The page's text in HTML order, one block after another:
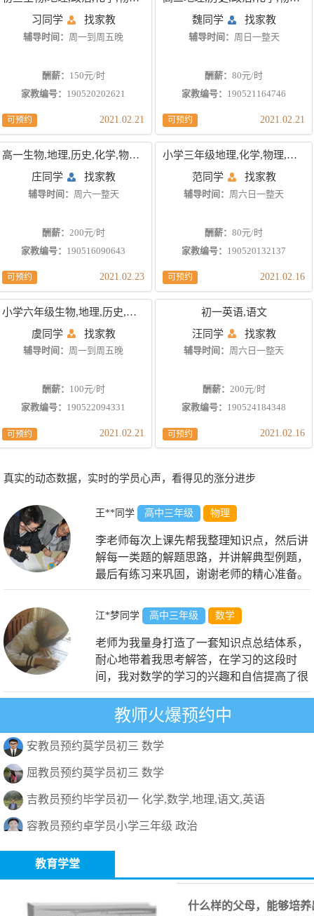
习同学
找家教
辅导时间： 周一到周五晚
酬薪： 150元/时
家教编号： 190520202621
可预约 2021.02.21
魏同学
找家教
辅导时间： 周日一整天
酬薪： 80元/时
家教编号： 190521164746
可预约 2021.02.21
高一生物,地理,历史,化学,物理,英语,数学,语文
庄同学
找家教
辅导时间： 周六一整天
酬薪： 200元/时
家教编号： 190516090643
可预约 2021.02.23
小学三年级地理,化学,物理,英语,数学
范同学
找家教
辅导时间： 周六日一整天
酬薪： 80元/时
家教编号： 190520132137
可预约 2021.02.16
小学六年级生物,地理,历史,政治,化学,物理,数学,语文
虞同学
找家教
辅导时间： 周一到周五晚
酬薪： 100元/时
家教编号： 190522094331
可预约 2021.02.21
初一英语,语文
汪同学
找家教
辅导时间： 周六日一整天
酬薪： 200元/时
家教编号： 190524184348
可预约 2021.02.16
真实的动态数据，实时的学员心声，看得见的涨分进步
王**同学 高中三年级 物理
李老师每次上课先帮我整理知识点，然后讲
解每一类题的解题思路，并讲解典型例题，
最后有练习来巩固，谢谢老师的精心准备。
江*梦同学 高中三年级 数学
老师为我量身打造了一套知识点总结体系，
耐心地带着我思考解答，在学习的这段时
间，我对数学的学习的兴趣和自信提高了很
多，成绩自然也有了很大提高。非常感谢优
迪家教推荐的老师，非常认真负责。
于*阳同学 初中三年级 物理
老师态度和蔼，非常有耐心，讲解全面，引
江**同学 高中三年级
考上理想的大学。
教师火爆预约中
安教员预约莫学员初三 数学
屈教员预约莫学员初三 数学
吉教员预约毕学员初一 化学,数学,地理,语文,英语
容教员预约卓学员小学三年级 政治
柏教员预约董学员高三 物理
教育学堂
什么样的父母，能够培养